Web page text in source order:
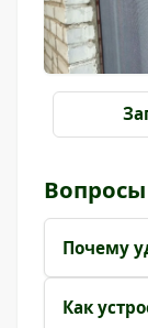
Почему
Как